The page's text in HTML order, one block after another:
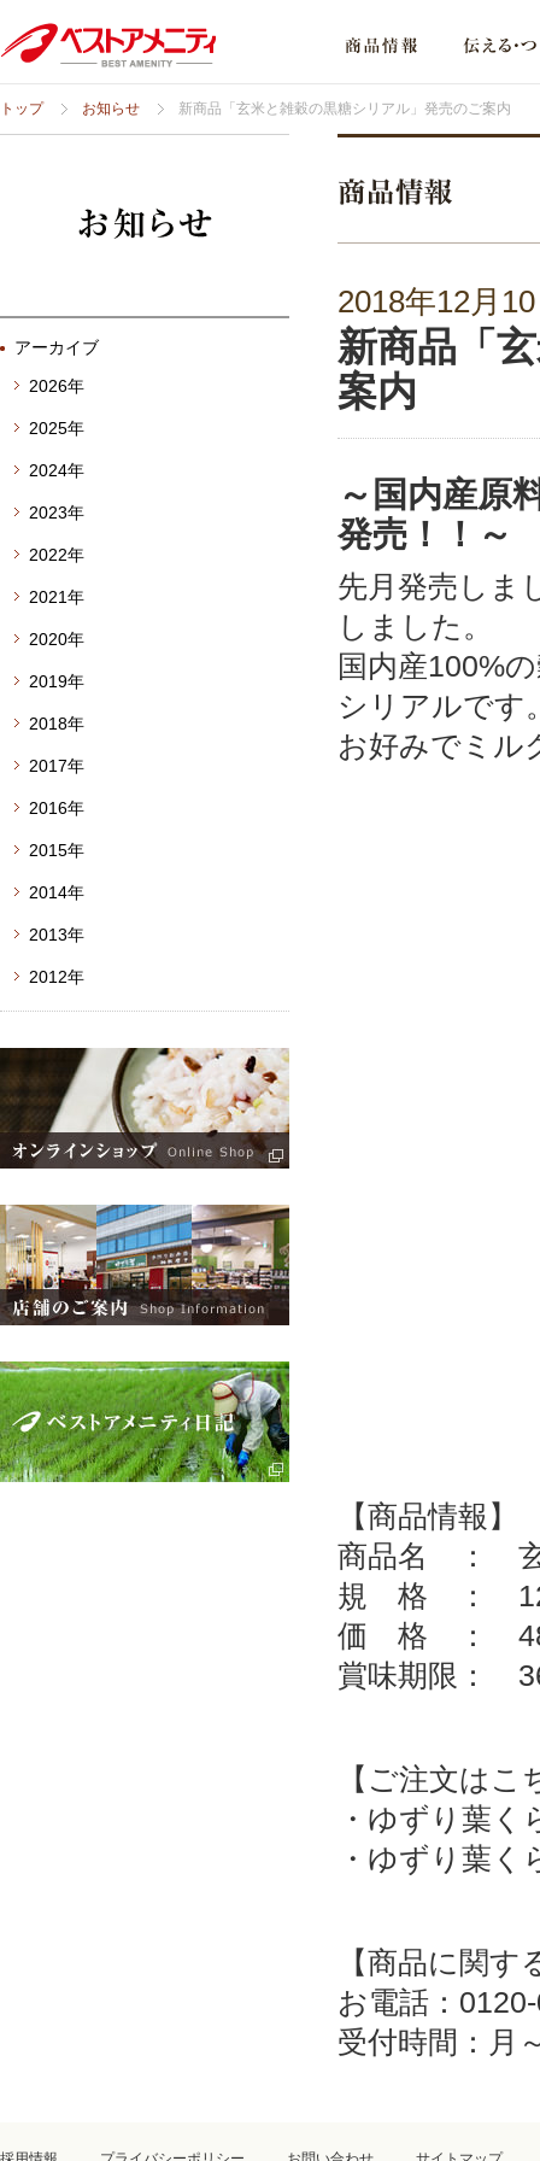
トップ お知らせ 新商品「玄米と雑穀の黒糖シリアル」発売のご案内
2018年12月
新商品「
案内
～国内産原
発売！！ ～
先月発売しま
しました。
国内産100%
シリアルです
お好みでミル
【商品情報】
商品名 ： 玄
規 格 ：
価 格 ：
賞味期限：
【ご注文はこ
・ゆずり葉
・ゆずり葉
【商品に関
お電話：
受付時間：月
アーカイブ
2026年
2025年
2024年
2023年
2022年
2021年
2020年
2019年
2018年
2017年
2016年
2015年
2014年
2013年
2012年